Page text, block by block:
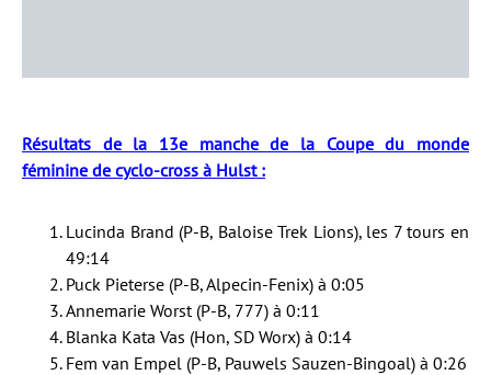
Résultats de la 13e manche de la Coupe du monde
féminine de cyclo-cross à Hulst :
Lucinda Brand (P-B, Baloise Trek Lions), les 7 tours en
49:14
Puck Pieterse (P-B, Alpecin-Fenix) à 0:05
Annemarie Worst (P-B, 777) à 0:11
Blanka Kata Vas (Hon, SD Worx) à 0:14
Fem van Empel (P-B, Pauwels Sauzen-Bingoal) à 0:26